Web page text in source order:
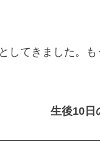
してきました。
生後10日